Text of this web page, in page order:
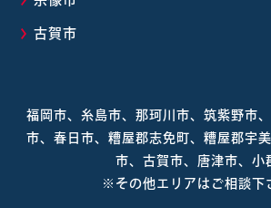
古賀市
福岡市、糸島市、那珂川市、筑紫野市
市、春日市、糟屋郡志免町、糟屋郡宇
市、古賀市、唐津市、小
※その他エリアはご相談下